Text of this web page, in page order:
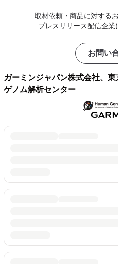
取材依頼・商品に対する
プレスリリース配信企業
お問い
ガーミンジャパン株式会社、
ゲノム解析センター